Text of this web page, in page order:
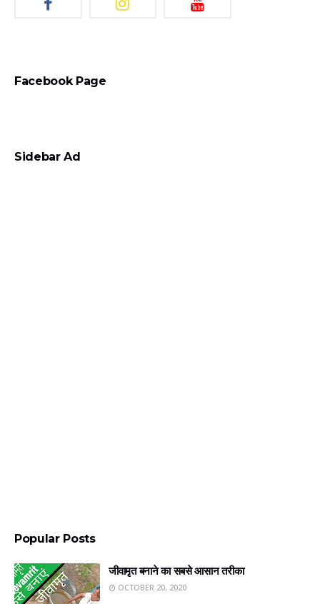
Facebook Page
Sidebar Ad
Popular Posts
जीवामृत बनाने का सबसे आसान तरीका
OCTOBER 20, 2020